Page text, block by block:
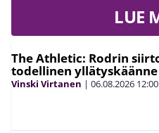
LUE
The Athletic: Rodrin
todellinen yllätyskäänne
Vinski Virtanen | 06.08.2026 12:00